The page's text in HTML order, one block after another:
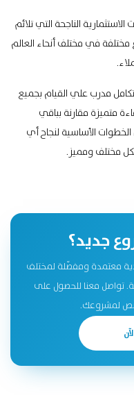
الناجحة التي تلائم
مختلفة في مختلف أنحاء العالم
مدرب علي القيام بجميع
متميزة مقارنة بباقي
الأساسية لنجاح أي
مختلف ومميز.
جديد؟
معتمدة ومفصّلة لمختلف
947 دراسة ناجحة. تواصل معنا للحصول على
لمشروعك.